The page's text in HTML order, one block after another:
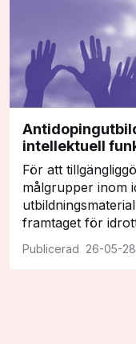
intellektuell
26-05-28
För att
målgrupper inom
framtaget för